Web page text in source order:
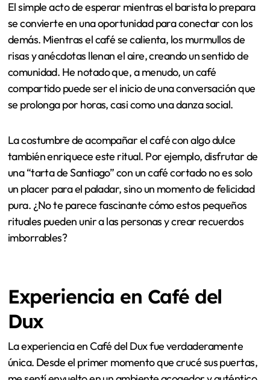
suave de las conversaciones y el aroma del café recién
hecho, uno no solo bebe, sino que participa en algo
mucho más grande. Recuerdo una vez en Café del Dux,
cómo cada visitante disfrutaba de su taza como si fuera
una ceremonia personal, marcando una pausa en el
ajetreo del día.
El simple acto de esperar mientras el barista lo prepara
se convierte en una oportunidad para conectar con los
demás. Mientras el café se calienta, los murmullos de
risas y anécdotas llenan el aire, creando un sentido de
comunidad. He notado que, a menudo, un café
compartido puede ser el inicio de una conversación que
se prolonga por horas, casi como una danza social.
también enriquece este ritual. Por ejemplo, disfrutar de
una “tarta de Santiago” con un café cortado no es solo
un placer para el paladar, sino un momento de felicidad
pura. ¿No te parece fascinante cómo estos pequeños
rituales pueden unir a las personas y crear recuerdos
imborrables?